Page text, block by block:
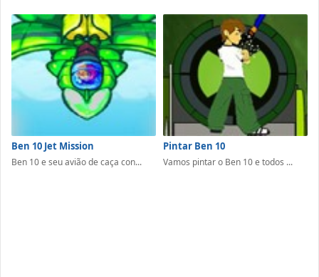
Ben 10 Jet Mission
Ben 10 e seu avião de caça con...
Pintar Ben 10
Vamos pintar o Ben 10 e todos ...